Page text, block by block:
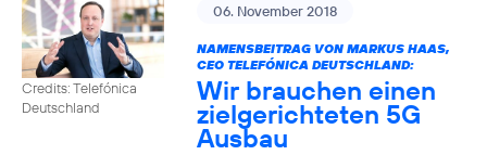
Credits: Telefónica
Deutschland
06. November 2018
NAMENSBEITRAG VON MARKUS HAAS,
CEO TELEFÓNICA DEUTSCHLAND:
Wir brauchen einen
zielgerichteten 5G
Ausbau